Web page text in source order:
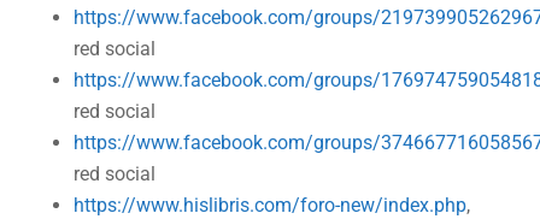
https://www.facebook.com/groups/
red social
https://www.facebook.com/groups/
red social
https://www.facebook.com/groups/
red social
https://www.hislibris.com/foro-new/index.php,